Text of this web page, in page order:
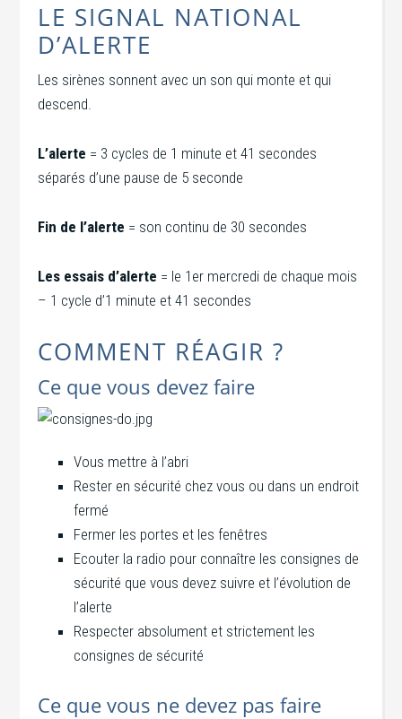
LE SIGNAL NATIONAL
D’ALERTE
Les sirènes sonnent avec un son qui monte et qui
descend.
L’alerte = 3 cycles de 1 minute et 41 secondes
séparés d’une pause de 5 seconde
Fin de l’alerte = son continu de 30 secondes
Les essais d’alerte = le 1er mercredi de chaque mois
– 1 cycle d’1 minute et 41 secondes
COMMENT RÉAGIR ?
Ce que vous devez faire
Vous mettre à l’abri
Rester en sécurité chez vous ou dans un endroit
fermé
Fermer les portes et les fenêtres
Ecouter la radio pour connaître les consignes de
sécurité que vous devez suivre et l’évolution de
l’alerte
Respecter absolument et strictement les
consignes de sécurité
Ce que vous ne devez pas faire